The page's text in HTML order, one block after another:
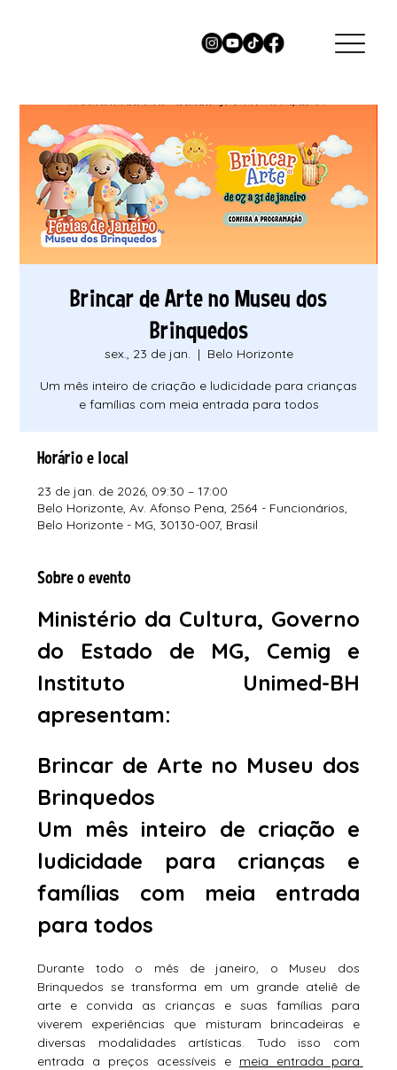
Brincar de Arte no Museu dos
Brinquedos
sex., 23 de jan.
  |
Belo Horizonte
Um mês inteiro de criação e ludicidade para crianças
e famílias com meia entrada para todos
Horário e local
23 de jan. de 2026, 09:30 – 17:00
Belo Horizonte, Av. Afonso Pena, 2564 - Funcionários,
Belo Horizonte - MG, 30130-007, Brasil
Sobre o evento
Ministério da Cultura, Governo
do Estado de MG, Cemig e
Instituto Unimed-BH
apresentam:
Brincar de Arte no Museu dos
Brinquedos
Um mês inteiro de criação e
ludicidade para crianças e
famílias com meia entrada
para todos
Durante todo o mês de janeiro, o Museu dos
Brinquedos se transforma em um grande ateliê de
arte e convida as crianças e suas famílias para
viverem experiências que misturam brincadeiras e
diversas modalidades artísticas. Tudo isso com
entrada a preços acessíveis e meia entrada para